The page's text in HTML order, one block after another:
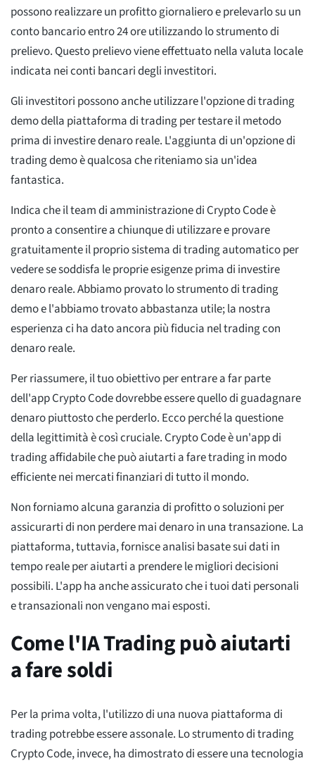
possono realizzare un profitto giornaliero e prelevarlo su un
conto bancario entro 24 ore utilizzando lo strumento di
prelievo. Questo prelievo viene effettuato nella valuta locale
indicata nei conti bancari degli investitori.
Gli investitori possono anche utilizzare l'opzione di trading
demo della piattaforma di trading per testare il metodo
prima di investire denaro reale. L'aggiunta di un'opzione di
trading demo è qualcosa che riteniamo sia un'idea
fantastica.
Indica che il team di amministrazione di Crypto Code è
pronto a consentire a chiunque di utilizzare e provare
gratuitamente il proprio sistema di trading automatico per
vedere se soddisfa le proprie esigenze prima di investire
denaro reale. Abbiamo provato lo strumento di trading
demo e l'abbiamo trovato abbastanza utile; la nostra
esperienza ci ha dato ancora più fiducia nel trading con
denaro reale.
Per riassumere, il tuo obiettivo per entrare a far parte
dell'app Crypto Code dovrebbe essere quello di guadagnare
denaro piuttosto che perderlo. Ecco perché la questione
della legittimità è così cruciale. Crypto Code è un'app di
trading affidabile che può aiutarti a fare trading in modo
efficiente nei mercati finanziari di tutto il mondo.
Non forniamo alcuna garanzia di profitto o soluzioni per
assicurarti di non perdere mai denaro in una transazione. La
piattaforma, tuttavia, fornisce analisi basate sui dati in
tempo reale per aiutarti a prendere le migliori decisioni
possibili. L'app ha anche assicurato che i tuoi dati personali
e transazionali non vengano mai esposti.
Come l'IA Trading può aiutarti
a fare soldi
Per la prima volta, l'utilizzo di una nuova piattaforma di
trading potrebbe essere assonale. Lo strumento di trading
Crypto Code, invece, ha dimostrato di essere una tecnologia